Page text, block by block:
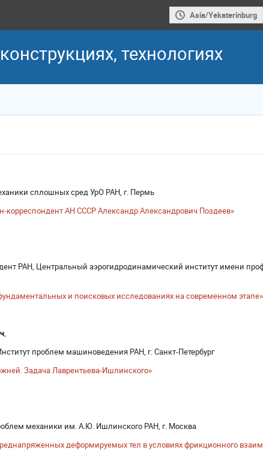
Asia/Yekaterinburg
технологиях
сплошных сред УрО РАН, г. Пермь
корреспондент АН СССР Александр Александрович Поздеев»
РАН, Центральный аэрогидродинамический институт имени
и поисковых исследованиях на современном этапе»
,
проблем машиноведения РАН, г. Санкт-Петербург
Задача Лаврентьева-Ишлинского»
механики им. А.Ю. Ишлинского РАН, г. Москва
деформируемых тел в условиях фрикционного